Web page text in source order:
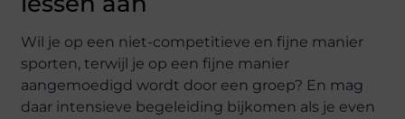
Wil je op een niet-competitieve en fijne manier
sporten, terwijl je op een fijne manier
aangemoedigd wordt door een groep? En mag
daar intensieve begeleiding bijkomen als je even